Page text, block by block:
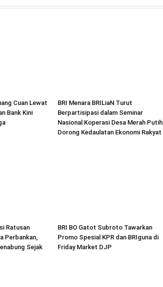
Cuan Lewat
Bank Kini
BRI Menara BRILiaN Turut
Berpartisipasi dalam Seminar
Nasional Koperasi Desa Merah Putih,
Dorong Kedaulatan Ekonomi Rakyat
Ratusan
Perbankan,
Sejak
BRI BO Gatot Subroto Tawarkan
Promo Spesial KPR dan BRIguna di
Friday Market DJP